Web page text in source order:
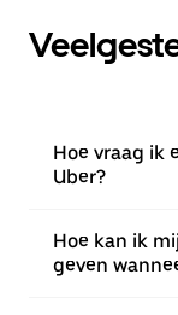
Hoe vraag ik
Uber?
Hoe kan ik
geven